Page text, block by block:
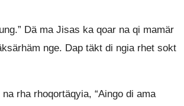
Dä ma Jisas ka qoar na qi mamär
nge. Dap täkt di ngia rhet sokt
rha rhoqortäqyia, “Aingo di ama